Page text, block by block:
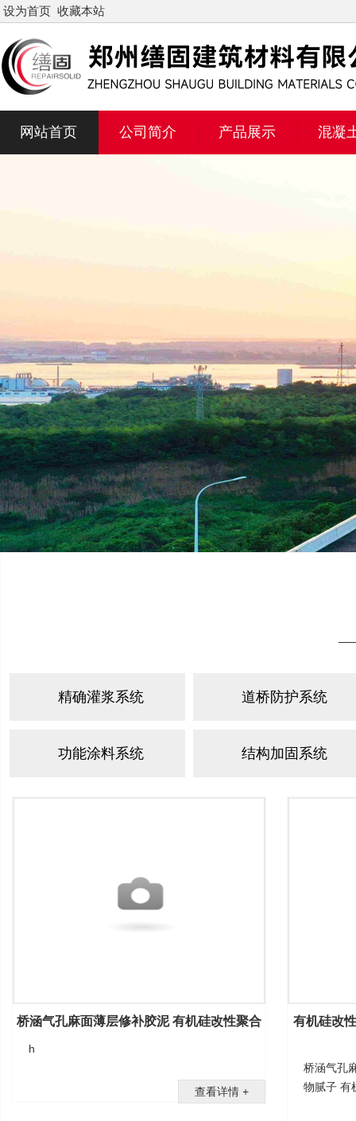
设为首页 收藏本站
网站首页 公司简介 产品展示 混凝
精确灌浆系统 道桥防护系统
功能涂料系统 结构加固系统
桥涵气孔麻面薄层修补胶泥 有机硅改性聚合
h
查看详情 +
有机硅改
桥涵气孔
物腻子 有